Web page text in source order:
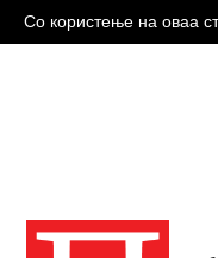
Со користење на оваа